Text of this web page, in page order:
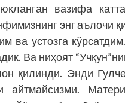
вазифа
энг аълочи
ва устозга
Ва ниҳоят
қилинди. Энди
айтмайсизми.